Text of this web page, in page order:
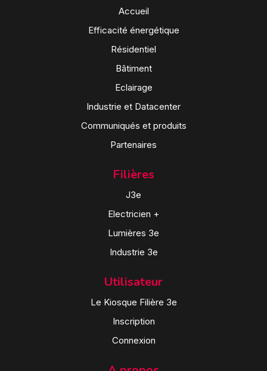
Accueil
Efficacité énergétique
Résidentiel
Bâtiment
Eclairage
Industrie et Datacenter
Communiqués et produits
Partenaires
Filières
J3e
Electricien +
Lumières 3e
Industrie 3e
Utilisateur
Le Kiosque Filière 3e
Inscription
Connexion